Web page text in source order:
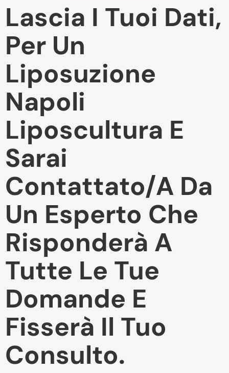
Lascia I Tuoi Dati,
Per Un
Liposuzione
Napoli
Liposcultura E
Sarai
Contattato/a Da
Un Esperto Che
Risponderà A
Tutte Le Tue
Domande E
Fisserà Il Tuo
Consulto.